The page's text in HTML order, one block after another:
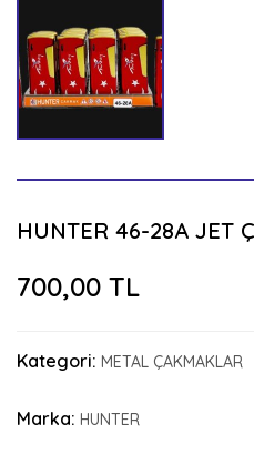
HUNTER 46-28A JET
700,00 TL
Kategori: METAL ÇAKMAKLAR
Marka: HUNTER